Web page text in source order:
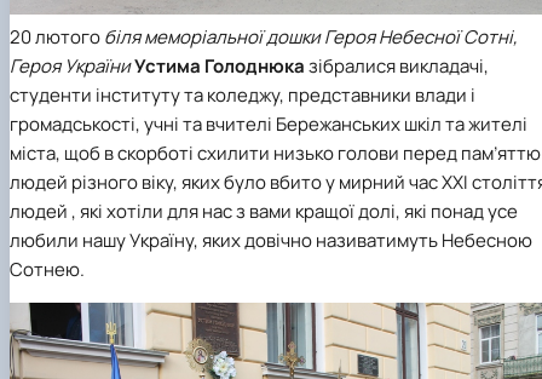
20 лютогобіля меморіальної дошки Героя Небесної Сотні,
Героя УкраїниУстима Голоднюказібралися викладачі,
студенти інституту та коледжу, представники влади і
громадськості, учні та вчителі Бережанських шкіл та жителі
міста, щоб в скорботі схилити низько голови перед пам’яттю
людей різного віку, яких було вбито у мирний час ХХІ
людей , які хотіли для нас з вами кращої долі, які понад усе
любили нашу Україну, яких довічно називатимуть Небесною
Сотнею.